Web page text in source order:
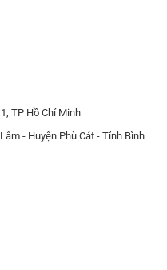
TP Hồ Chí Minh
- Huyện Phù Cát - Tỉnh Bình